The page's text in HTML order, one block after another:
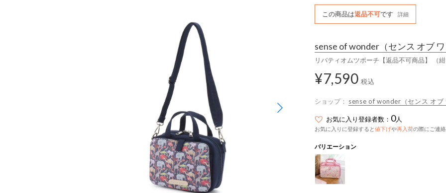
この商品は返品不可です 詳細
sense of wonder （センス オブ
リバティオムツポーチ【返品不可商品】 （紺
¥7,590 税込
ショップ： sense of wonder（センス オブ
お気に入り登録者数： 0人
お気に入りに登録すると値下げや再入荷の際にご連
バリエーション